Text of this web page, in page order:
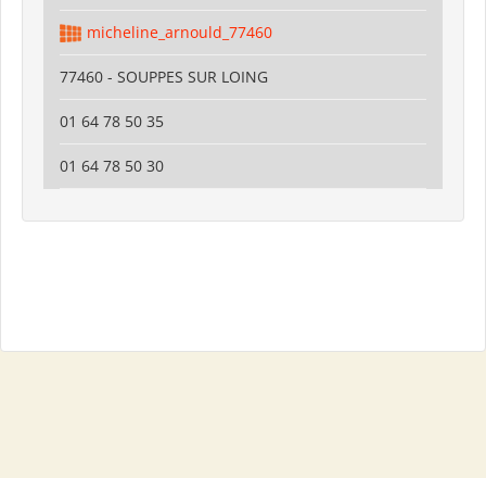
micheline_arnould_77460
77460 - SOUPPES SUR LOING
01 64 78 50 35
01 64 78 50 30